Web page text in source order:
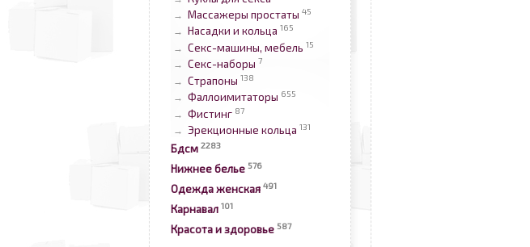
→ Массажеры простаты 45
→ Насадки и кольца 165
→ Секс-машины, мебель 15
→ Секс-наборы 7
→ Страпоны 138
→ Фаллоимитаторы 655
→ Фистинг 87
→ Эрекционные кольца 131
Бдсм 2283
Нижнее белье 576
Одежда женская 491
Карнавал 101
Красота и здоровье 587